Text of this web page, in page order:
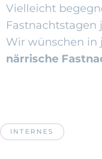
Vielleicht
Fastnachtstagen
Wir wünschen in
närrische
INTERNES